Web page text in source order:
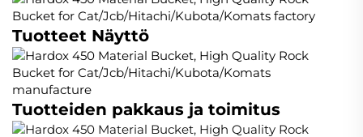
Tuotteet Näyttö
Tuotteiden pakkaus ja toimitus